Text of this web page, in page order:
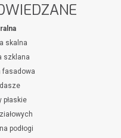
skalna
szklana
fasadowa
płaskie
podłogi